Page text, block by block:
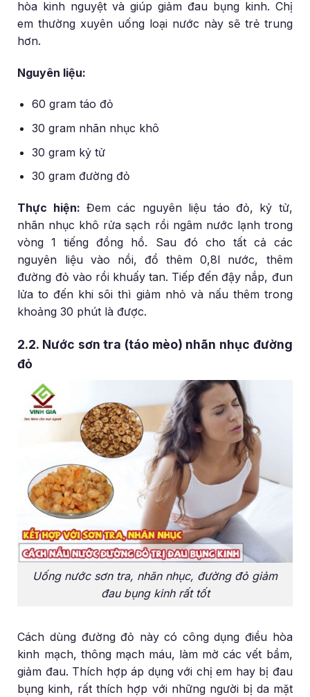
hòa kinh nguyệt và giúp giảm đau bụng kinh. Chị
em thường xuyên uống loại nước này sẽ trẻ trung
hơn.
Nguyên liệu:
60 gram táo đỏ
30 gram nhãn nhục khô
30 gram kỷ tử
30 gram đường đỏ
Thực hiện: Đem các nguyên liệu táo đỏ, kỷ tử,
nhãn nhục khô rửa sạch rồi ngâm nước lạnh trong
vòng 1 tiếng đồng hồ. Sau đó cho tất cả các
nguyên liệu vào nồi, đổ thêm 0,8l nước, thêm
đường đỏ vào rồi khuấy tan. Tiếp đến đậy nắp, đun
lửa to đến khi sôi thì giảm nhỏ và nấu thêm trong
khoảng 30 phút là được.
2.2. Nước sơn tra (táo mèo) nhãn nhục đường
đỏ
Uống nước sơn tra, nhãn nhục, đường đỏ giảm
đau bụng kinh rất tốt
Cách dùng đường đỏ này có công dụng điều hòa
kinh mạch, thông mạch máu, làm mờ các vết bầm,
giảm đau. Thích hợp áp dụng với chị em hay bị đau
bụng kinh, rất thích hợp với những người bị da mặt